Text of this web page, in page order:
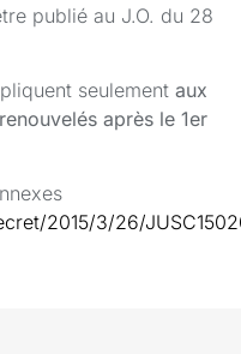
publié au J.O. du 28
seulement aux
après le 1er
2015/3/26/